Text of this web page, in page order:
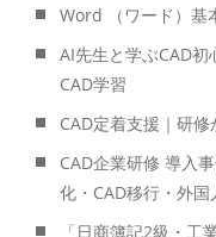
Word （ワード）基
AI先生と学ぶCAD
CAD学習
CAD定着支援｜研
CAD企業研修 導入
化・CAD移行・外
「日商簿記2級・工